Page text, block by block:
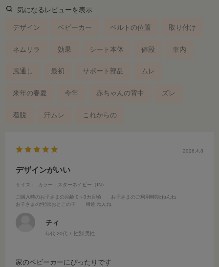
気になるレビューを表示
デザイン ベビーカー ベルトの位置 取り付け
ネムリラ 効果 シート本体 値段 車内
風通し 最初 サポート部品 ムレ
来年の春夏 今年 赤ちゃんの背中 ズレ
着脱 汗ムレ これからの
2026.4.8
デザインがいい
サイズ：- カラー：スターネイビー（IN）
ご購入時のお子さまの月齢:0～3カ月頃 お子さまのご利用時期 :ねんね
お子さまの性別 :おとこの子 用途:ねんね
チィ
年代:20代 性別:男性
家のベビーカーにぴったりです